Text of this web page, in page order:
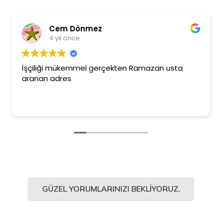
Cem Dönmez
4 yıl önce
İşçiliği mükemmel gerçekten Ramazan usta
aranan adres
GÜZEL YORUMLARINIZI BEKLIYORUZ.